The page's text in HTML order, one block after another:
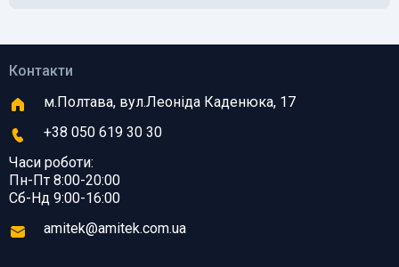
Контакти
м.Полтава, вул.Леоніда Каденюка, 17
+38 050 619 30 30
Часи роботи:
Пн-Пт 8:00-20:00
Сб-Нд 9:00-16:00
amitek@amitek.com.ua